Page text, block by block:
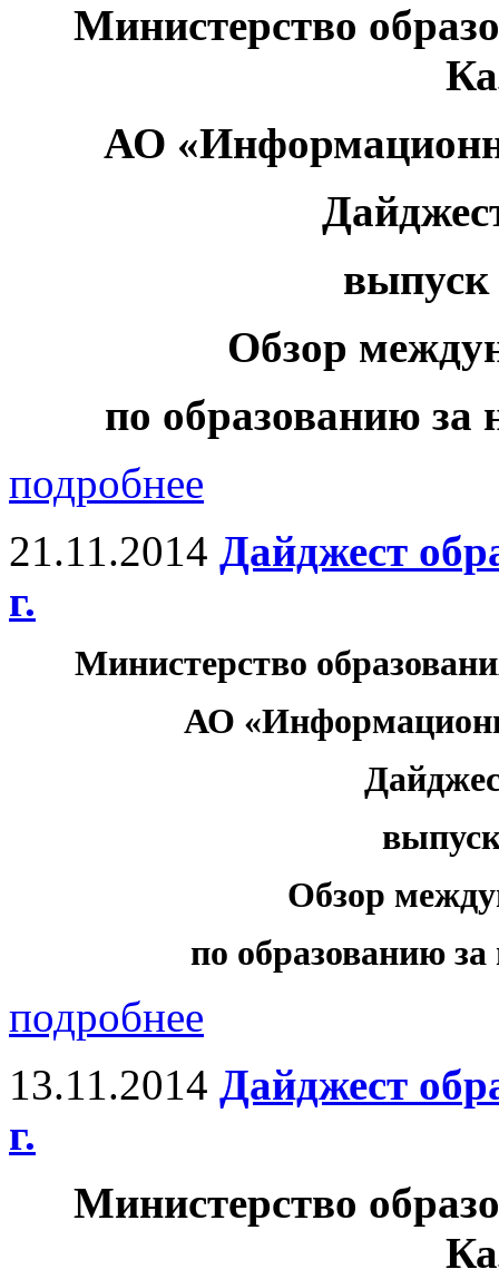
Министерство
АО
выпуск
Обзор
по образованию за
подробнее
21.11.2014 Дайджест
г.
Министерство
АО
Обзор
по образованию за
подробнее
13.11.2014 Дайджест
г.
Министерство